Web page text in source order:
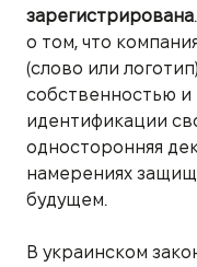
зарегистрирована
о том, что
(слово или
собственностью и
идентификации
односторонняя
намерениях
будущем.
В украинском